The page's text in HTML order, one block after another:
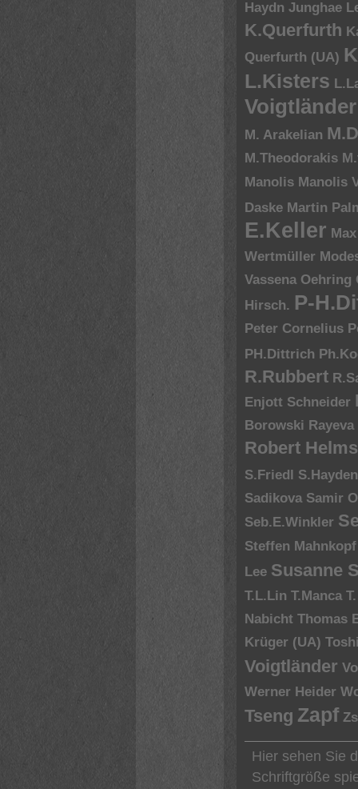
Haydn Junghae
K.Querfurth
Querfurth (UA)
L.Kisters
Voigtländer
M. Arakelian
M.Theodorakis
Manolis Manolis
Daske Martin
E.Keller
Wertmüller
Vassena Oehring
Hirsch. P-
Peter Cornelius
PH.Dittrich
R.Rubbert
Enjott Schneider
Borowski Rayeva
Robert
S.Friedl
S.Hayden
Sadikova Samir
Seb.E.Winkler
Steffen
Lee Susanne
T.L.Lin T.Manca
Nabicht Thomas
Krüger (UA)
Voigtländer
Werner Heider
Tseng Zapf
Hier sehen Sie
Schriftgröße